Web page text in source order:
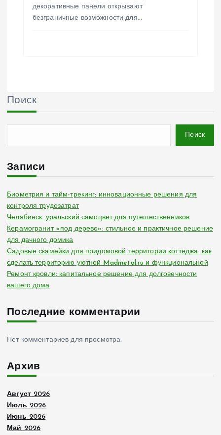
декоративные панели открывают
безграничные возможности для…
Поиск
Поиск
Записи
Биометрия и тайм-трекинг: инновационные решения для
контроля трудозатрат
Челябинск: уральский самоцвет для путешественников
Керамогранит «под дерево»: стильное и практичное решение
для дачного домика
Садовые скамейки для придомовой территории коттеджа: как
сделать территорию уютной Madmetal.ru и функциональной
Ремонт кровли: капитальное решение для долговечности
вашего дома
Последние комментарии
Нет комментариев для просмотра.
Архив
Август 2026
Июль 2026
Июнь 2026
Май 2026